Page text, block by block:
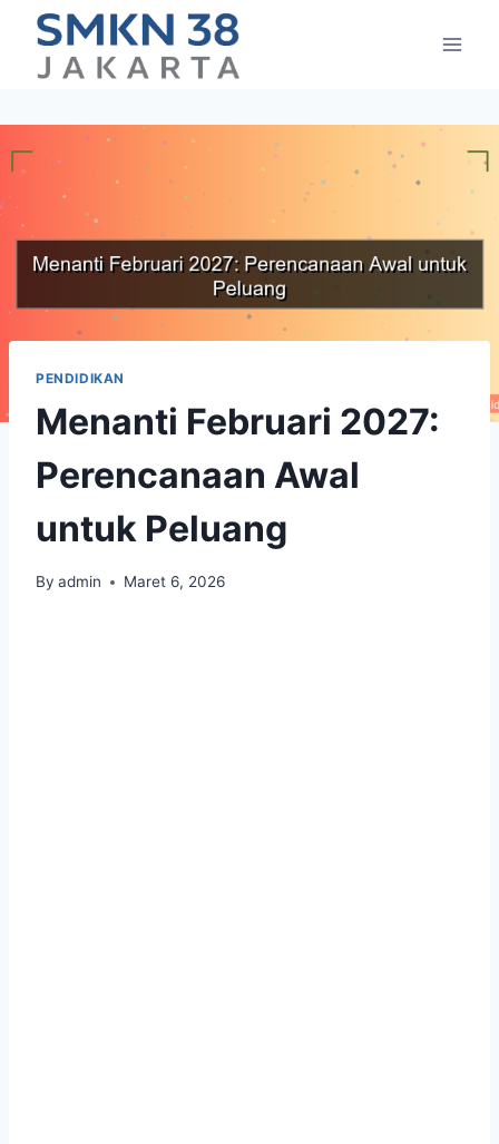
content
PENDIDIKAN
Menanti Februari 2027:
Perencanaan Awal
untuk Peluang
By admin Maret 6, 2026